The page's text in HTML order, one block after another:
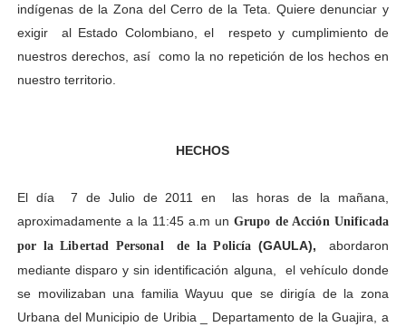
indígenas de la Zona del Cerro de la Teta. Quiere denunciar y
exigir al Estado Colombiano, el respeto y cumplimiento de
nuestros derechos, así como la no repetición de los hechos en
nuestro territorio.
HECHOS
El día 7 de Julio de 2011 en las horas de la mañana,
aproximadamente a la 11:45 a.m un Grupo de Acción Unificada
por la Libertad Personal de la Policía (GAULA),
abordaron
mediante disparo y sin identificación alguna, el vehículo donde
se movilizaban una familia Wayuu que se dirigía de la zona
Urbana del Municipio de Uribia _ Departamento de la Guajira, a